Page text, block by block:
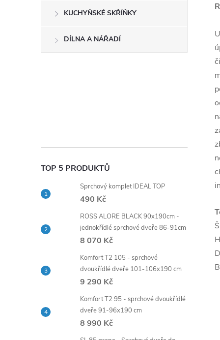
KUCHYŇSKÉ SKŘÍŇKY
DÍLNA A NÁŘADÍ
TOP 5 PRODUKTŮ
Sprchový komplet IDEAL TOP
490 Kč
ROSS ALORE BLACK 90x190cm -
jednokřídlé sprchové dveře 86-91cm
8 070 Kč
Komfort T2 105 - sprchové
dvoukřídlé dveře 101-106x190 cm
9 290 Kč
Komfort T2 95 - sprchové dvoukřídlé
dveře 91-96x190 cm
8 990 Kč